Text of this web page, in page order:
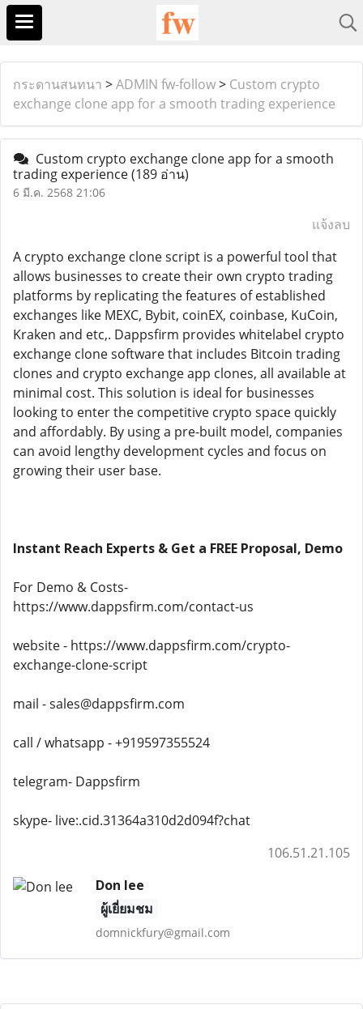
กระดานสนทนา >ADMIN fw-follow> Custom crypto
exchange clone app for a smooth trading experience
Custom crypto exchange clone app for a smooth
trading experience(189 อ่าน)
6 มี.ค. 2568 21:06
แจ้งลบ
A crypto exchange clone script is a powerful tool that
allows businesses to create their own crypto trading
platforms by replicating the features of established
exchanges like MEXC, Bybit, coinEX, coinbase, KuCoin,
Kraken and etc,. Dappsfirm provides whitelabel crypto
exchange clone software that includes Bitcoin trading
clones and crypto exchange app clones, all available at
minimal cost. This solution is ideal for businesses
looking to enter the competitive crypto space quickly
and affordably. By using a pre-built model, companies
can avoid lengthy development cycles and focus on
growing their user base.
Instant Reach Experts & Get a FREE Proposal, Demo
For Demo & Costs-
https://www.dappsfirm.com/contact-us
website - https://www.dappsfirm.com/crypto-
exchange-clone-script
mail - sales@dappsfirm.com
call / whatsapp - +919597355524
telegram- Dappsfirm
skype- live:.cid.31364a310d2d094f?chat
106.51.21.105
Don lee
ผู้เยี่ยมชม
domnickfury@gmail.com